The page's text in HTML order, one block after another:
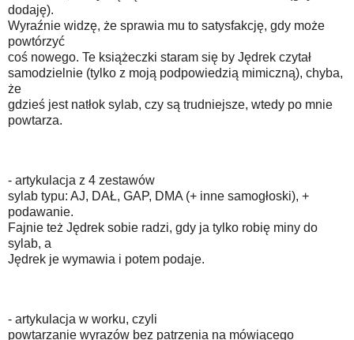
dodaję).
Wyraźnie widzę, że sprawia mu to satysfakcję, gdy może
powtórzyć
coś nowego. Te książeczki staram się by Jędrek czytał
samodzielnie (tylko z moją podpowiedzią mimiczną), chyba,
że
gdzieś jest natłok sylab, czy są trudniejsze, wtedy po mnie
powtarza.
- artykulacja z 4 zestawów
sylab typu: AJ, DAŁ, GAP, DMA (+ inne samogłoski), +
podawanie.
Fajnie też Jędrek sobie radzi, gdy ja tylko robię miny do
sylab, a
Jędrek je wymawia i potem podaje.
- artykulacja w worku, czyli
powtarzanie wyrazów bez patrzenia na mówiącego